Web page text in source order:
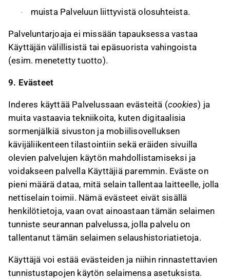
· muista Palveluun liittyvistä olosuhteista.
Palveluntarjoaja ei missään tapauksessa vastaa
Käyttäjän välillisistä tai epäsuorista vahingoista
(esim. menetetty tuotto).
9. Evästeet
Inderes käyttää Palvelussaan evästeitä (cookies) ja
muita vastaavia tekniikoita, kuten digitaalisia
sormenjälkiä sivuston ja mobiilisovelluksen
kävijäliikenteen tilastointiin sekä eräiden sivuilla
olevien palvelujen käytön mahdollistamiseksi ja
voidakseen palvella Käyttäjiä paremmin. Eväste on
pieni määrä dataa, mitä selain tallentaa laitteelle, jolla
nettiselain toimii. Nämä evästeet eivät sisällä
henkilötietoja, vaan ovat ainoastaan tämän selaimen
tunniste seurannan palvelussa, jolla palvelu on
tallentanut tämän selaimen selaushistoriatietoja.
Käyttäjä voi estää evästeiden ja niihin rinnastettavien
tunnistustapojen käytön selaimensa asetuksista.